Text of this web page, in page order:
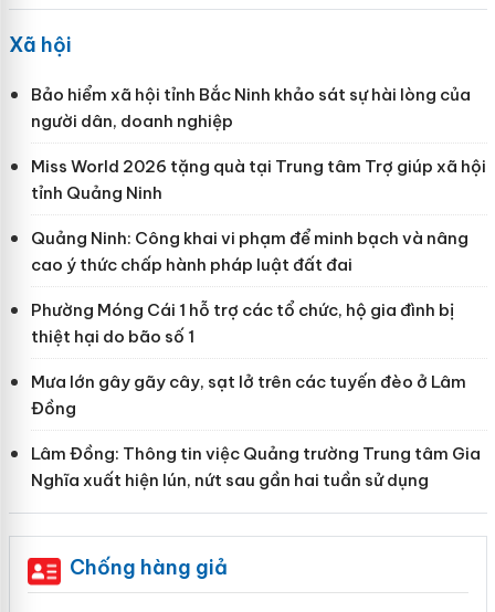
Xã hội
Bảo hiểm xã hội tỉnh Bắc Ninh khảo sát sự hài lòng của
người dân, doanh nghiệp
Miss World 2026 tặng quà tại Trung tâm Trợ giúp xã hội
tỉnh Quảng Ninh
Quảng Ninh: Công khai vi phạm để minh bạch và nâng
cao ý thức chấp hành pháp luật đất đai
Phường Móng Cái 1 hỗ trợ các tổ chức, hộ gia đình bị
thiệt hại do bão số 1
Mưa lớn gây gãy cây, sạt lở trên các tuyến đèo ở Lâm
Đồng
Lâm Đồng: Thông tin việc Quảng trường Trung tâm Gia
Nghĩa xuất hiện lún, nứt sau gần hai tuần sử dụng
Chống hàng giả